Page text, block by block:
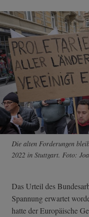
Die alten Forderungen
2022 in Stuttgart. Foto:
Das Urteil des
Spannung erwartet
hatte der Europäische